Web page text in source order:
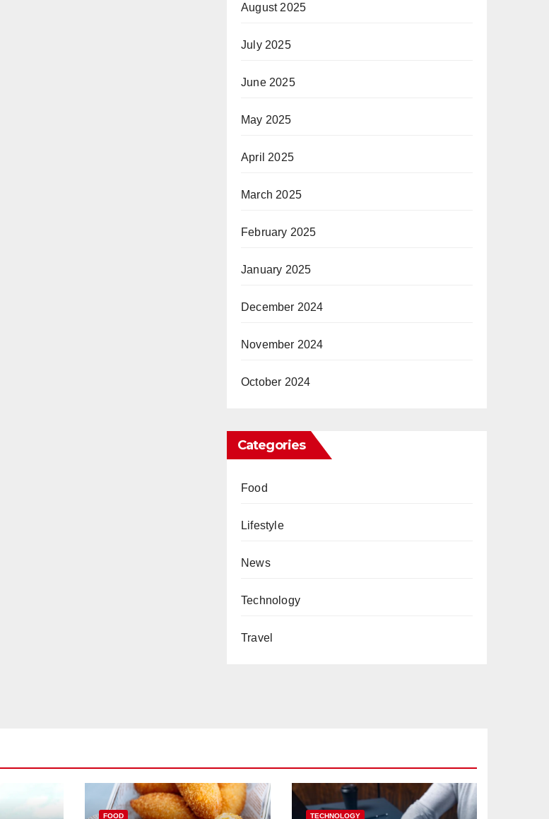
August 2025
July 2025
June 2025
May 2025
April 2025
March 2025
February 2025
January 2025
December 2024
November 2024
October 2024
Categories
Food
Lifestyle
News
Technology
Travel
FOOD TECHNOLOGY